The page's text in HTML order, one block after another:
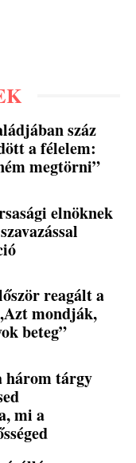
száz
a félelem:
megtörni”
elnöknek
reagált a
mondják,
beteg”
három tárgy
mi a